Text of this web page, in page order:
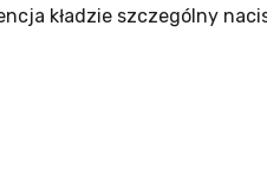
kładzie szczególny